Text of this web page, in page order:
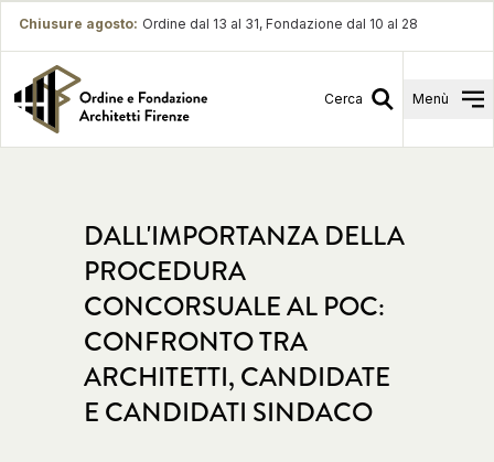
Chiusure agosto: Ordine dal 13 al 31, Fondazione dal 10 al 28
Cerca Menù
DALL'IMPORTANZA DELLA
PROCEDURA
CONCORSUALE AL POC:
CONFRONTO TRA
ARCHITETTI, CANDIDATE
E CANDIDATI SINDACO